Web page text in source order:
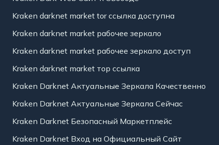
Kraken darknet market tor ссылка доступна
Kraken darknet market рабочее зеркало
Kraken darknet market рабочее зеркало доступ
Kraken darknet market тор ссылка
Kraken Darknet Актуальные Зеркала Качественно
Kraken Darknet Актуальные Зеркала Сейчас
Kraken Darknet Безопасный Маркетплейс
Kraken Darknet Вход на Официальный Сайт